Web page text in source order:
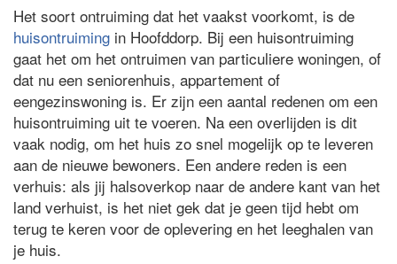
Het soort ontruiming dat het vaakst voorkomt, is de
huisontruiming in Hoofddorp. Bij een huisontruiming
gaat het om het ontruimen van particuliere woningen, of
dat nu een seniorenhuis, appartement of
eengezinswoning is. Er zijn een aantal redenen om een
huisontruiming uit te voeren. Na een overlijden is dit
vaak nodig, om het huis zo snel mogelijk op te leveren
aan de nieuwe bewoners. Een andere reden is een
verhuis: als jij halsoverkop naar de andere kant van het
land verhuist, is het niet gek dat je geen tijd hebt om
terug te keren voor de oplevering en het leeghalen van
je huis.